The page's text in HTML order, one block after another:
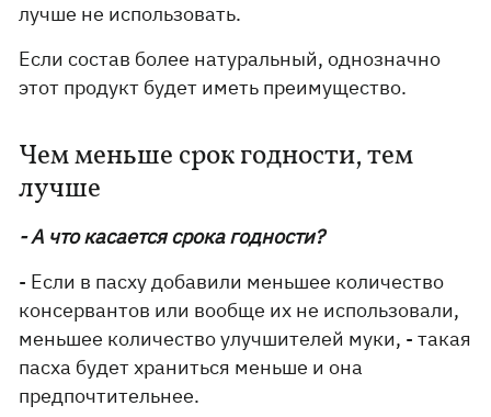
лучше не использовать.
Если состав более натуральный, однозначно
этот продукт будет иметь преимущество.
Чем меньше срок годности, тем
лучше
- А что касается срока годности?
- Если в пасху добавили меньшее количество
консервантов или вообще их не использовали,
меньшее количество улучшителей муки, - такая
пасха будет храниться меньше и она
предпочтительнее.